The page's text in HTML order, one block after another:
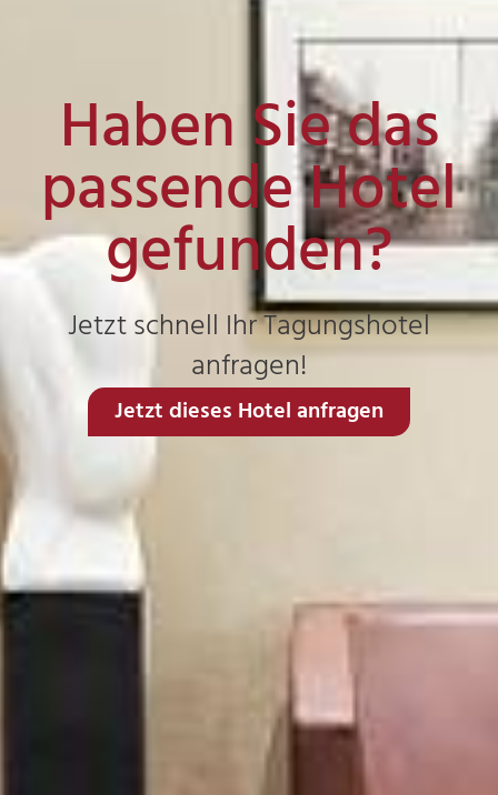
Haben Sie das
passende Hotel
gefunden?
Jetzt schnell Ihr Tagungshotel
anfragen!
Jetzt dieses Hotel anfragen